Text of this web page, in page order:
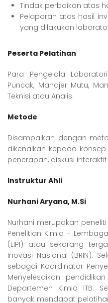
Tindak perbaikan atas
Pelaporan atas hasil
yang dilakukan
Peserta Pelatihan
Para Pengelola
Puncak, Manajer Mutu,
Teknisi atau Analis.
Metode
Disampaikan dengan
dikenalkan kepada
penerapan, diskusi
Instruktur Ahli
Nurhani Aryana, M.Si
Nurhani merupakan
Penelitian Kimia –
(LIPI) atau sekarang
Inovasi Nasional (BRIN).
sebagai Koordinator
Menyelesaikan
Departemen Kimia ITB.
banyak mendapat